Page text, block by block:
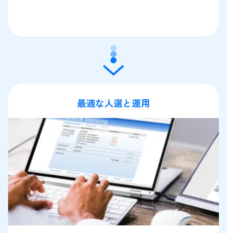
最適な人選と運用